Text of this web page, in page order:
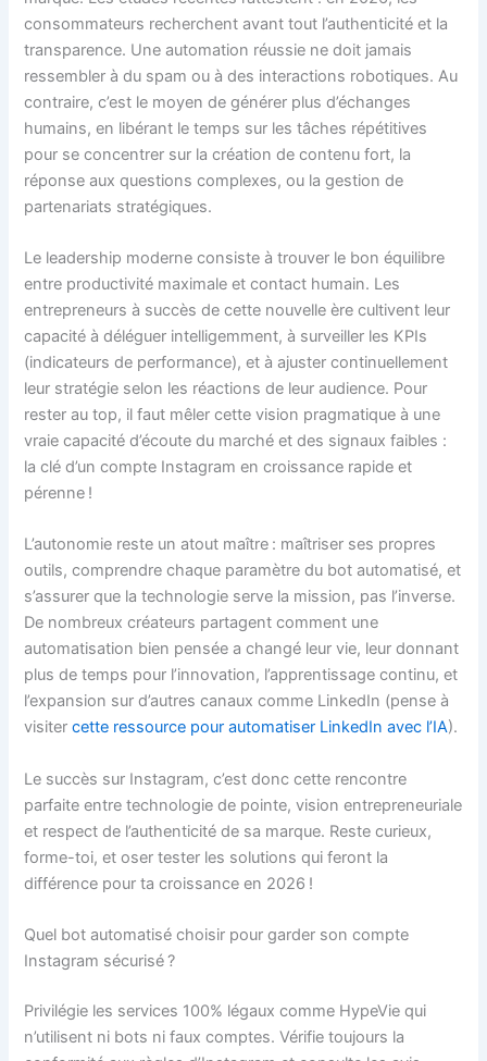
consommateurs recherchent avant tout l’authenticité et la
transparence. Une automation réussie ne doit jamais
ressembler à du spam ou à des interactions robotiques. Au
contraire, c’est le moyen de générer plus d’échanges
humains, en libérant le temps sur les tâches répétitives
pour se concentrer sur la création de contenu fort, la
réponse aux questions complexes, ou la gestion de
partenariats stratégiques.
Le leadership moderne consiste à trouver le bon équilibre
entre productivité maximale et contact humain. Les
entrepreneurs à succès de cette nouvelle ère cultivent leur
capacité à déléguer intelligemment, à surveiller les KPIs
(indicateurs de performance), et à ajuster continuellement
leur stratégie selon les réactions de leur audience. Pour
rester au top, il faut mêler cette vision pragmatique à une
vraie capacité d’écoute du marché et des signaux faibles :
la clé d’un compte Instagram en croissance rapide et
pérenne !
L’autonomie reste un atout maître : maîtriser ses propres
outils, comprendre chaque paramètre du bot automatisé, et
s’assurer que la technologie serve la mission, pas l’inverse.
De nombreux créateurs partagent comment une
automatisation bien pensée a changé leur vie, leur donnant
plus de temps pour l’innovation, l’apprentissage continu, et
l’expansion sur d’autres canaux comme LinkedIn (pense à
visitercette ressource pour automatiser LinkedIn avec l’IA).
Le succès sur Instagram, c’est donc cette rencontre
parfaite entre technologie de pointe, vision entrepreneuriale
et respect de l’authenticité de sa marque. Reste curieux,
forme-toi, et oser tester les solutions qui feront la
différence pour ta croissance en 2026 !
Quel bot automatisé choisir pour garder son compte
Instagram sécurisé ?
Privilégie les services 100% légaux comme HypeVie qui
n’utilisent ni bots ni faux comptes. Vérifie toujours la